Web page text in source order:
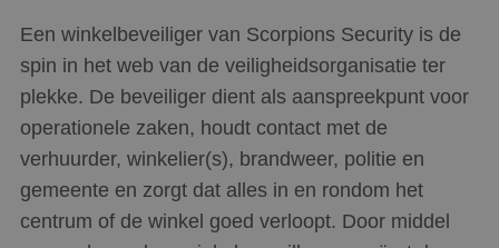
Een winkelbeveiliger van Scorpions Security is de
spin in het web van de veiligheidsorganisatie ter
plekke. De beveiliger dient als aanspreekpunt voor
operationele zaken, houdt contact met de
verhuurder, winkelier(s), brandweer, politie en
gemeente en zorgt dat alles in en rondom het
centrum of de winkel goed verloopt. Door middel